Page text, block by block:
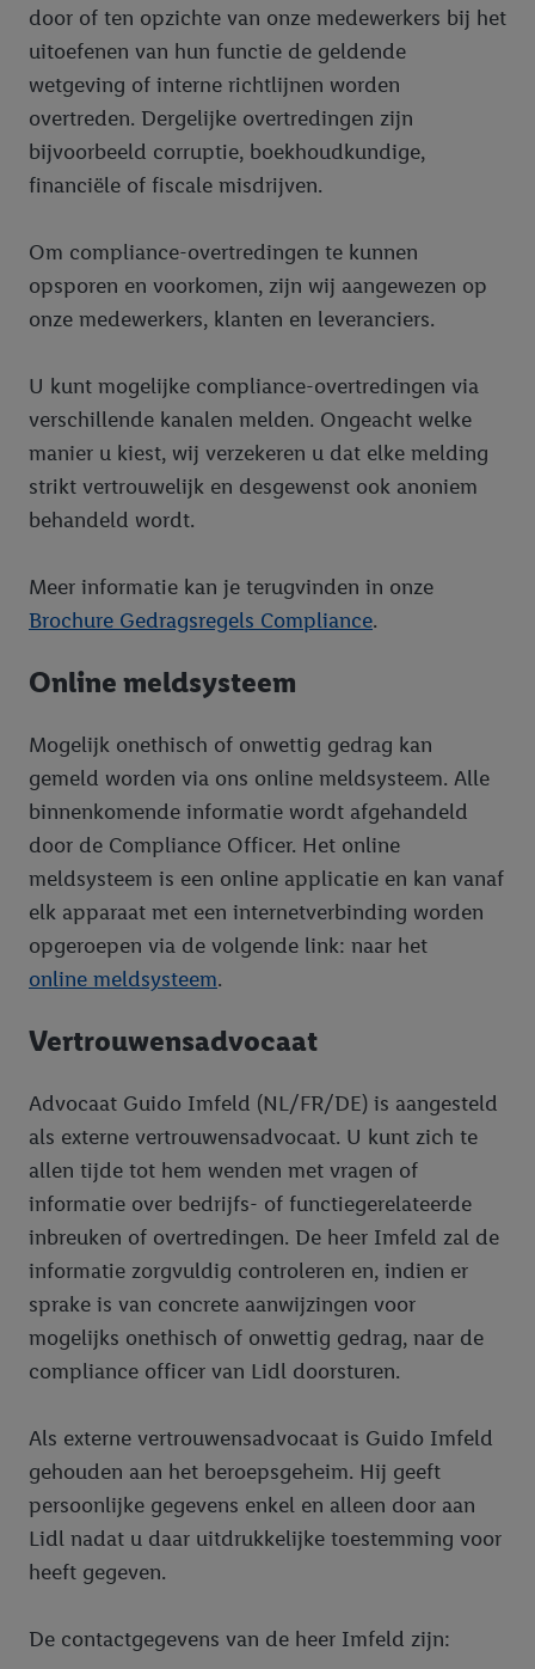
door of ten opzichte van onze medewerkers bij het
uitoefenen van hun functie de geldende
wetgeving of interne richtlijnen worden
overtreden. Dergelijke overtredingen zijn
bijvoorbeeld corruptie, boekhoudkundige,
financiële of fiscale misdrijven.
Om compliance-overtredingen te kunnen
opsporen en voorkomen, zijn wij aangewezen op
onze medewerkers, klanten en leveranciers.
U kunt mogelijke compliance-overtredingen via
verschillende kanalen melden. Ongeacht welke
manier u kiest, wij verzekeren u dat elke melding
strikt vertrouwelijk en desgewenst ook anoniem
behandeld wordt.
Meer informatie kan je terugvinden in onze
Brochure Gedragsregels Compliance.
Online meldsysteem
Mogelijk onethisch of onwettig gedrag kan
gemeld worden via ons online meldsysteem. Alle
binnenkomende informatie wordt afgehandeld
door de Compliance Officer. Het online
meldsysteem is een online applicatie en kan vanaf
elk apparaat met een internetverbinding worden
opgeroepen via de volgende link: naar het
online meldsysteem.
Vertrouwensadvocaat
Advocaat Guido Imfeld (NL/FR/DE) is aangesteld
als externe vertrouwensadvocaat. U kunt zich te
allen tijde tot hem wenden met vragen of
informatie over bedrijfs- of functiegerelateerde
inbreuken of overtredingen. De heer Imfeld zal de
informatie zorgvuldig controleren en, indien er
sprake is van concrete aanwijzingen voor
mogelijks onethisch of onwettig gedrag, naar de
compliance officer van Lidl doorsturen.
Als externe vertrouwensadvocaat is Guido Imfeld
gehouden aan het beroepsgeheim. Hij geeft
persoonlijke gegevens enkel en alleen door aan
Lidl nadat u daar uitdrukkelijke toestemming voor
heeft gegeven.
De contactgegevens van de heer Imfeld zijn: